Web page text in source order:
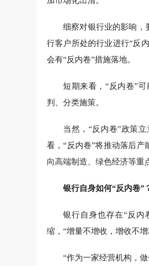
细察对银行业的影响，
行客户所处的行业进行“反
会有“反内卷”措施落地。
短期来看，“反内卷”
判、分类施策。
当然，“反内卷”政策
看，“反内卷”将推动落后
向高端制造、绿色经济等重
银行自身如何“反内卷”
银行自身也存在“反
缩，“增量不增收，增收不增
“作为一家经营机构，